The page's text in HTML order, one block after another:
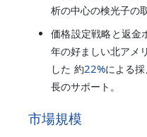
析の中心の検光子の
価格設定戦略と返金
年の好ましい北アメ
した 約22%による
長のサポート。
市場規模